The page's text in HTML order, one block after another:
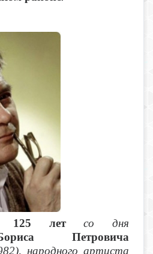
125 летсо дня
Петровича
народного артиста